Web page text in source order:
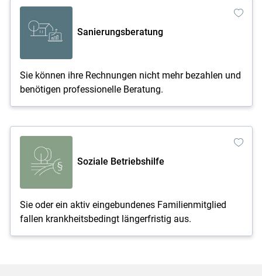
Sanierungsberatung
Sie können ihre Rechnungen nicht mehr bezahlen und
benötigen professionelle Beratung.
Soziale Betriebshilfe
Sie oder ein aktiv eingebundenes Familienmitglied
fallen krankheitsbedingt längerfristig aus.